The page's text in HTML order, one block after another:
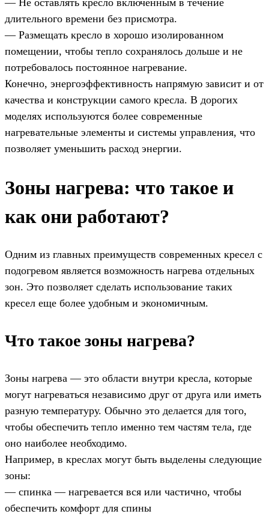
— Не оставлять кресло включенным в течение
длительного времени без присмотра.
— Размещать кресло в хорошо изолированном
помещении, чтобы тепло сохранялось дольше и не
потребовалось постоянное нагревание.
Конечно, энергоэффективность напрямую зависит и от
качества и конструкции самого кресла. В дорогих
моделях используются более современные
нагревательные элементы и системы управления, что
позволяет уменьшить расход энергии.
Зоны нагрева: что такое и
как они работают?
Одним из главных преимуществ современных кресел с
подогревом является возможность нагрева отдельных
зон. Это позволяет сделать использование таких
кресел еще более удобным и экономичным.
Что такое зоны нагрева?
Зоны нагрева — это области внутри кресла, которые
могут нагреваться независимо друг от друга или иметь
разную температуру. Обычно это делается для того,
чтобы обеспечить тепло именно тем частям тела, где
оно наиболее необходимо.
Например, в креслах могут быть выделены следующие
зоны:
— спинка — нагревается вся или частично, чтобы
обеспечить комфорт для спины